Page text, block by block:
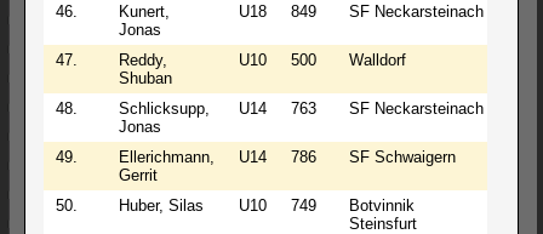
46.
Kunert,
Jonas
U18 849 SF Neckarsteinach
47.
Reddy,
Shuban
U10 500 Walldorf
48.
Schlicksupp,
Jonas
U14 763 SF Neckarsteinach
49.
Ellerichmann,
Gerrit
U14 786 SF Schwaigern
50. Huber, Silas U10 749
Botvinnik
Steinsfurt